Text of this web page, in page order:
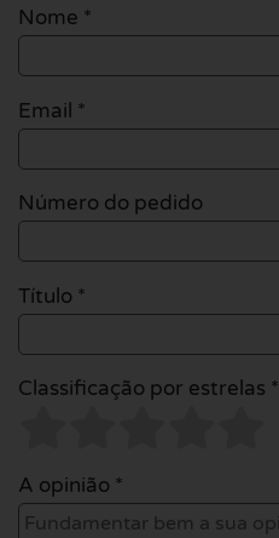
Nome *
Email *
Número do pedido
Título *
Classificação por estrelas *
A opinião *